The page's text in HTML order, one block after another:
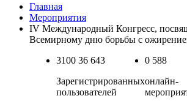
Главная
Мероприятия
IV Международный Конгресс,
Всемирному дню борьбы с
3100 36 643
Зарегистрированных
пользователей
0 588
онлайн-